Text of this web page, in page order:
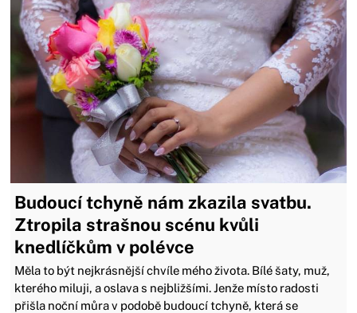
Budoucí tchyně nám zkazila svatbu.
Ztropila strašnou scénu kvůli
knedlíčkům v polévce
Měla to být nejkrásnější chvíle mého života. Bílé šaty, muž,
kterého miluji, a oslava s nejbližšími. Jenže místo radosti
přišla noční můra v podobě budoucí tchyně, která se